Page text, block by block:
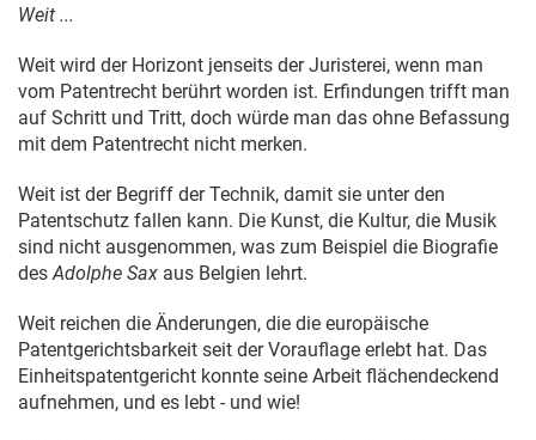
Weit ...
Weit wird der Horizont jenseits der Juristerei, wenn man
vom Patentrecht berührt worden ist. Erfindungen trifft man
auf Schritt und Tritt, doch würde man das ohne Befassung
mit dem Patentrecht nicht merken.
Weit ist der Begriff der Technik, damit sie unter den
Patentschutz fallen kann. Die Kunst, die Kultur, die Musik
sind nicht ausgenommen, was zum Beispiel die Biografie
desAdolphe Sax aus Belgien lehrt.
Weit reichen die Änderungen, die die europäische
Patentgerichtsbarkeit seit der Vorauflage erlebt hat. Das
Einheitspatentgericht konnte seine Arbeit flächendeckend
aufnehmen, und es lebt - und wie!